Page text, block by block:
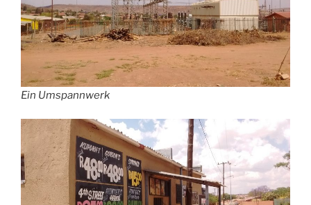
Ein Umspannwerk